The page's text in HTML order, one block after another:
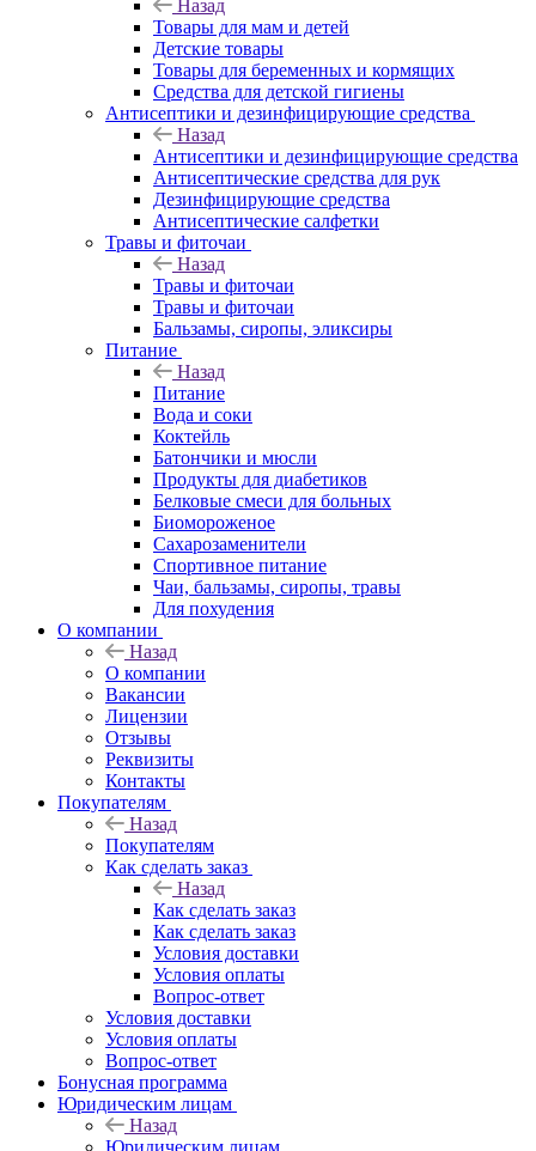
Назад
Товары для мам и детей
Детские товары
Товары для беременных и кормящих
Средства для детской гигиены
Антисептики и дезинфицирующие средства
Назад
Антисептики и дезинфицирующие средства
Антисептические средства для рук
Дезинфицирующие средства
Антисептические салфетки
Травы и фиточаи
Назад
Травы и фиточаи
Травы и фиточаи
Бальзамы, сиропы, эликсиры
Питание
Назад
Питание
Вода и соки
Коктейль
Батончики и мюсли
Продукты для диабетиков
Белковые смеси для больных
Биомороженое
Сахарозаменители
Спортивное питание
Чаи, бальзамы, сиропы, травы
Для похудения
О компании
Назад
О компании
Вакансии
Лицензии
Отзывы
Реквизиты
Контакты
Покупателям
Назад
Покупателям
Как сделать заказ
Назад
Как сделать заказ
Как сделать заказ
Условия доставки
Условия оплаты
Вопрос-ответ
Условия доставки
Условия оплаты
Вопрос-ответ
Бонусная программа
Юридическим лицам
Назад
Юридическим лицам